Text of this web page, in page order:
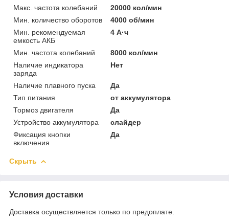
Макс. частота колебаний
20000 кол/мин
Мин. количество оборотов
4000 об/мин
Мин. рекомендуемая
емкость АКБ
4 А·ч
Мин. частота колебаний
8000 кол/мин
Наличие индикатора
заряда
Нет
Наличие плавного пуска
Да
Тип питания
от аккумулятора
Тормоз двигателя
Да
Устройство аккумулятора
слайдер
Фиксация кнопки
включения
Да
Скрыть
Условия доставки
Доставка осуществляется только по предоплате.